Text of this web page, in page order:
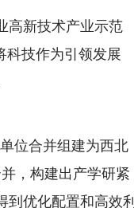
高新技术产业示范
科技作为引领发展
位合并组建为西北
，构建出产学研紧
优化配置和高效利